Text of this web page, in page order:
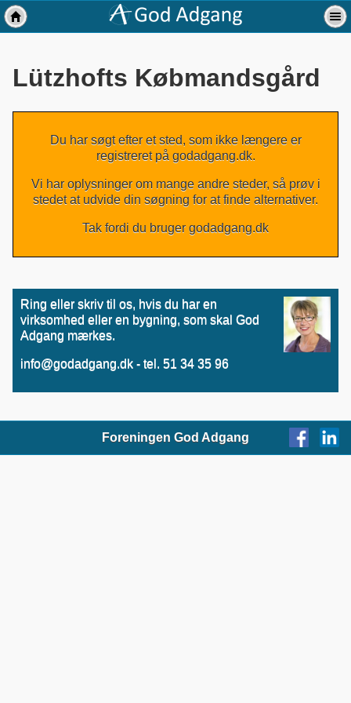
Lützhofts Købmandsgård
Du har søgt efter et sted, som ikke længere er
registreret på godadgang.dk.
Vi har oplysninger om mange andre steder, så prøv i
stedet at udvide din søgning for at finde alternativer.
Tak fordi du bruger godadgang.dk
Ring eller skriv til os, hvis du har en
virksomhed eller en bygning, som skal God
Adgang mærkes.
info@godadgang.dk - tel. 51 34 35 96
Foreningen God Adgang